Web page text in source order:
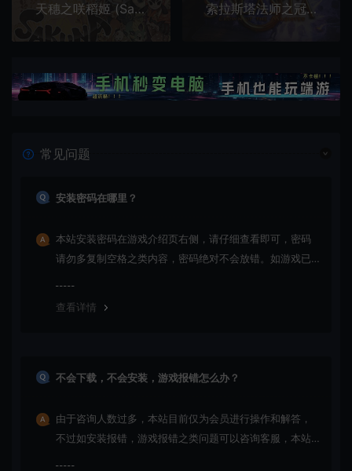
天穗之咲稻姬 (Sakuna: Of Rice and Ruin) 简中|PC|日系农场建造角色扮演游戏
索拉斯塔法师之冠 (Solasta: Crown of the Magister) 奇幻风格回合制角色扮演游戏
常见问题
安装密码在哪里？
本站安装密码在游戏介绍页右侧，请仔细查看即可，密码
请勿多复制空格之类内容，密码绝对不会放错。如游戏已
查看详情
不会下载，不会安装，游戏报错怎么办？
由于咨询人数过多，本站目前仅为会员进行操作和解答，
不过如安装报错，游戏报错之类问题可以咨询客服，本站